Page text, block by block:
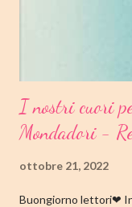
I nostri cuori
Mondadori -
ottobre 21, 2022
Buongiorno lettori❤